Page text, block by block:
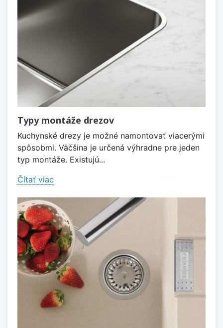
Typy montáže drezov
Kuchynské drezy je možné namontovať viacerými
spôsobmi. Väčšina je určená výhradne pre jeden
typ montáže. Existujú...
Čítať viac